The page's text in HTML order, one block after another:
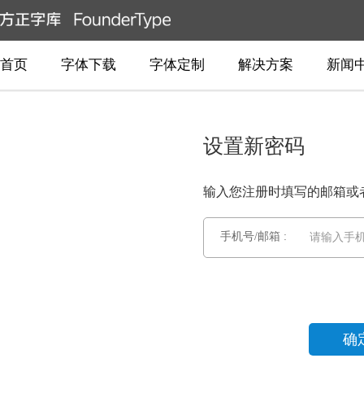
首页 字体下载 字体定制 解决方案 新闻
设置新密码
输入您注册时填写的邮箱或
手机号/邮箱 : 请输入手
确